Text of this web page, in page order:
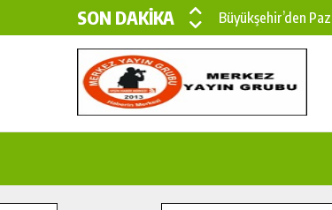
SON DAKİKA
Büyükşehir’den
Büyükşehir’den
Çin’den KSÜ’ye